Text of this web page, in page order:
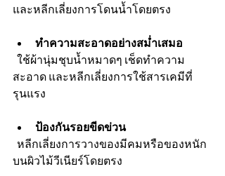
และหลีกเลี่ยงการโดนน้ำโดยตรง
ทำความสะอาดอย่างสม่ำเสมอ
สะอาด และหลีกเลี่ยงการใช้สารเคมีที่
รุนแรง
ป้องกันรอยขีดข่วน
บนผิวไม้วีเนียร์โดยตรง